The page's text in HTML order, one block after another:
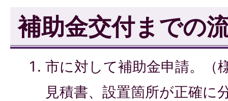
補助金交付までの
市に対して補助金申請。（
見積書、設置箇所が正確に